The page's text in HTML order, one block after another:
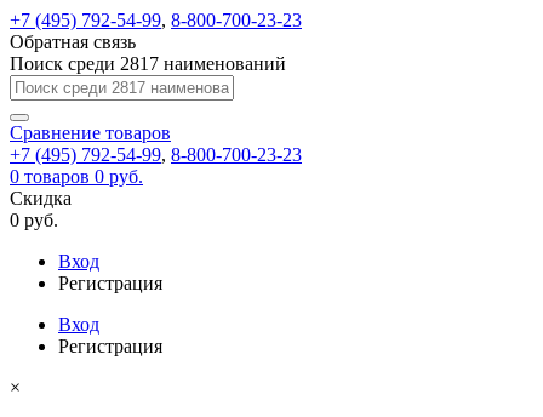
+7 (495) 792-54-99, 8-800-700-23-23
Обратная связь
Поиск среди 2817 наименований
Сравнение товаров
+7 (495) 792-54-99, 8-800-700-23-23
0 товаров 0 руб.
Скидка
0 руб.
Вход
Регистрация
Вход
Регистрация
×